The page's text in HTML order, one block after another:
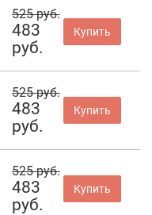
525 руб.
483
руб.
Купить
525 руб.
483
руб.
Купить
525 руб.
483
руб.
Купить